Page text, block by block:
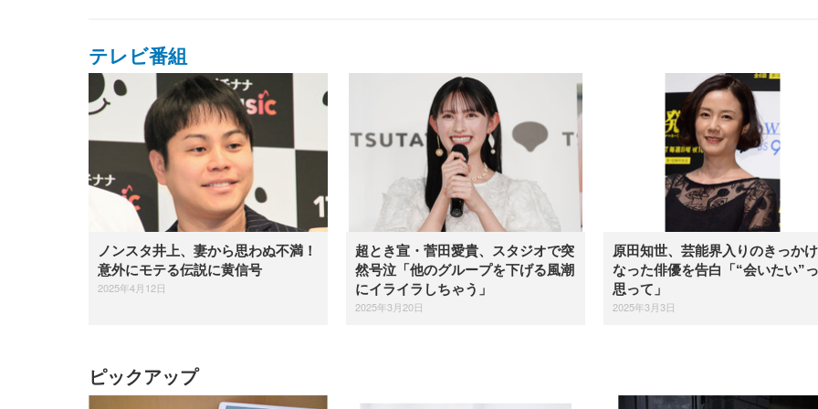
テレビ番組
ノンスタ井上、妻から思わぬ不満！
意外にモテる伝説に黄信号
2025年4月12日
超とき宣・菅田愛貴、スタジオで突
然号泣「他のグループを下げる風潮
にイライラしちゃう」
2025年3月20日
原田知世、芸能界入りのきっか
なった俳優を告白「“会いたい”
思って」
2025年3月3日
ピックアップ